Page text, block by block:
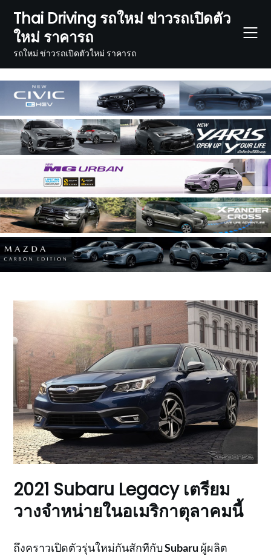
content
Thai Driving รถใหม่ ข่าวรถเปิดตัว
ใหม่ ราคารถ
รถใหม่ ข่าวรถเปิดตัวใหม่ ราคารถ
2021 Subaru Legacy เตรียม
วางจำหน่ายในอเมริกาตุลาคมนี้
ถึงคราวเปิดตัวรุ่นใหม่กันสักทีกับSubaru ผู้ผลิต